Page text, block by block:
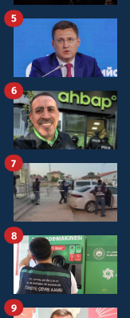
5
6
7
8
9